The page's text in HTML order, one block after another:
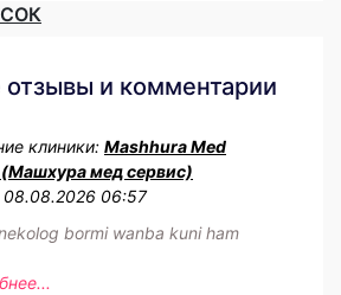
и комментарии
клиники: Mashhura Med
мед сервис)
08.08.2026 06:57
bormi wanba kuni ham